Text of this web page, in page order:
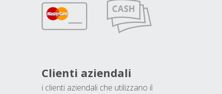
Clienti aziendali
i clienti aziendali che utilizzano il